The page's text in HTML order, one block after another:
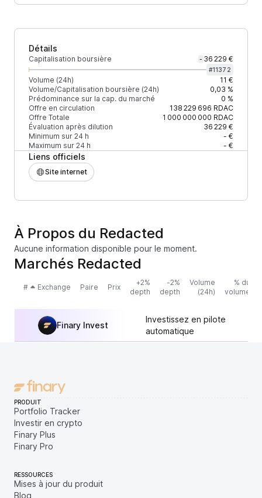
Détails
Capitalisation boursière - 36 229 €
#11372
Volume (24h)
11 €
Volume/Capitalisation boursière (24h)
0,03 %
Prédominance sur la cap. du marché
0 %
Offre en circulation
138 229 696 RDAC
Offre Totale
1 000 000 000 RDAC
Évaluation après dilution
36 229 €
Minimum sur 24 h
- €
Maximum sur 24 h
- €
Liens officiels
Site internet
À Propos du Redacted
Aucune information disponible pour le moment.
Marchés Redacted
# Exchange Paire Prix
+2%
depth
-2%
depth
Volume
(24h)
% du
volume
Finary Invest
Investissez en pilote
automatique
PRODUIT
Portfolio Tracker
Investir en crypto
Finary Plus
Finary Pro
RESSOURCES
Mises à jour du produit
Blog